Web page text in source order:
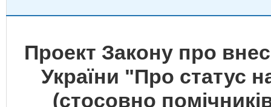
Проект Закону про
України "Про статус
(стосовно